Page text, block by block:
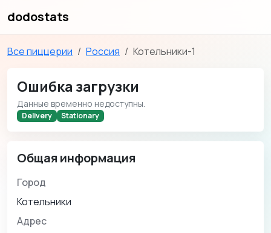
dodostats
Все пиццерии Россия Котельники-1
Ошибка загрузки
Данные временно недоступны.
Delivery Stationary
Общая информация
Город
Котельники
Адрес